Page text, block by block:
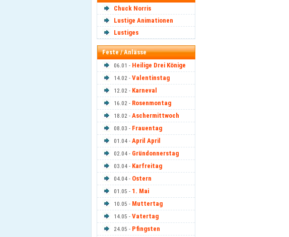
Chuck Norris
Lustige Animationen
Lustiges
Feste / Anlässe
06.01 - Heilige Drei Könige
14.02 - Valentinstag
12.02 - Karneval
16.02 - Rosenmontag
18.02 - Aschermittwoch
08.03 - Frauentag
01.04 - April April
02.04 - Gründonnerstag
03.04 - Karfreitag
04.04 - Ostern
01.05 - 1. Mai
10.05 - Muttertag
14.05 - Vatertag
24.05 - Pfingsten